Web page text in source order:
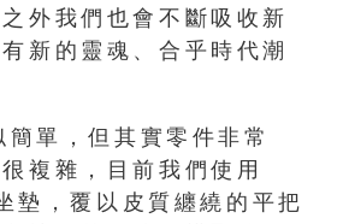
外我們也會不斷吸收新
新的靈魂、合乎時代潮
簡單，但其實零件非常
複雜，目前我們使用
墊，覆以皮質纏繞的平把